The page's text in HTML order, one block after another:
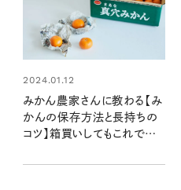
2024.01.12
みかん農家さんに教わる【み
かんの保存方法と長持ちの
コツ】箱買いしてもこれで安